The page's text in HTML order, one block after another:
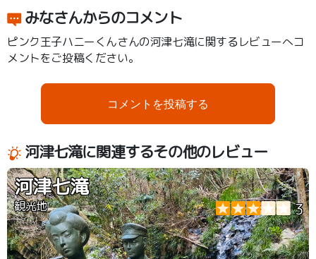
みなさんからのコメント
ピンク王子ハニーくんさんの河津七滝に関するレビューへコ
メントをご投稿ください。
コメントを投稿する
河津七滝に関連するその他のレビュー
河津七滝
観光地 3